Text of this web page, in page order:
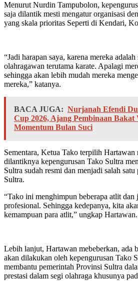
Menurut Nurdin Tampubolon,
saja dilantik mesti mengatur organisasi
yang skala prioritas Seperti di Kendari,
“Jadi harapan saya, karena mereka adalah
olahragawan terutama karate. Apalagi
sehingga akan lebih mudah mereka
mereka,” katanya.
BACA JUGA: Nurjanah Efendi
Cup 2026, Ajang Pembinaan
Momentum Bulan Suci
Sementara, Ketua Tako terpilih Hartawan
dilantiknya kepengurusan Tako Sultra
Sultra sudah resmi dan menjadi salah
Sultra.
“Tako ini menghimpun beberapa atlit dan
profesional. Sehingga kedepanya, kita
kemampuan para atlit,” ungkap Hartawan.
Lebih lanjut, Hartawan mebeberkan, ada
akan dilakukan oleh kepengurusan Tako
membantu pemerintah Provinsi Sultra
prestasi dalam segi olahraga khusunya